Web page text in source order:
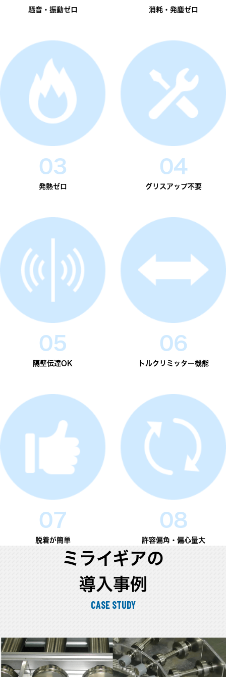
騒音・振動ゼロ 消耗・発塵ゼロ
03
発熱ゼロ
04
グリスアップ不要
05
隔壁伝達OK
06
トルクリミッター機能
07
脱着が簡単
08
許容偏角・偏心量大
ミライギアの
導入事例
CASE STUDY